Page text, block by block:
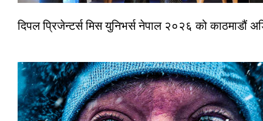
दिपल प्रिजेन्टर्स मिस युनिभर्स नेपाल २०२६ को काठमाडौं